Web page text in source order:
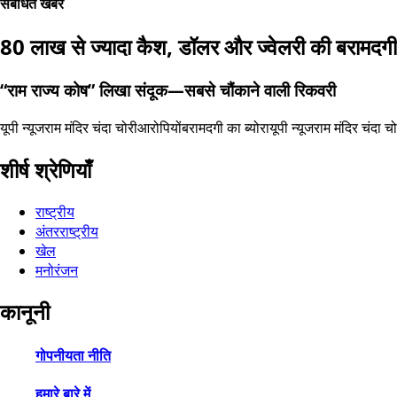
80 लाख से ज्यादा कैश, डॉलर और ज्वेलरी की बरामदगी
“राम राज्य कोष” लिखा संदूक—सबसे चौंकाने वाली रिकवरी
यूपी न्यूजराम मंदिर चंदा चोरीआरोपियोंबरामदगी का ब्योरायूपी न्यूजराम मंदिर चंदा
शीर्ष श्रेणियाँ
राष्ट्रीय
अंतरराष्ट्रीय
खेल
मनोरंजन
कानूनी
गोपनीयता नीति